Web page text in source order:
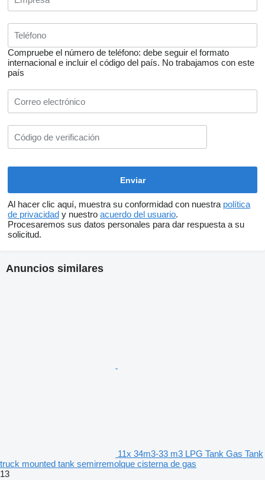
Compruebe el número de teléfono: debe seguir el formato
internacional e incluir el código del país. No trabajamos con este
país
Al hacer clic aquí, muestra su conformidad con nuestra política
de privacidad y nuestro acuerdo del usuario.
Procesaremos sus datos personales para dar respuesta a su
solicitud.
Anuncios similares
11x 34m3-33 m3 LPG Tank Gas Tank
truck mounted tank semirremolque cisterna de gas
13